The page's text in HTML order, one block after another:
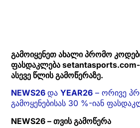
გამოიყენეთ ახალი პრომო
ფასდაკლება
ასევე წლის გამოწერაზე.
NEWS26 და YEAR26 – ორივე
გამოყენებისას 30 %-იან
NEWS26 – თვის გამოწერა